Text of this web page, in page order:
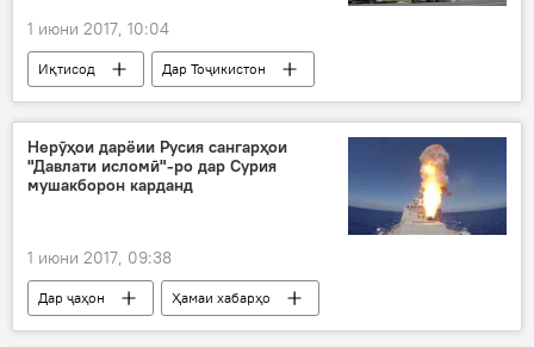
1 июни 2017, 10:04
Иқтисод
Дар Тоҷикистон
Осиёи Марказӣ
Ҳамаи хабарҳо
Душанбе
Иттиҳоди иқтисодчиён
Нерӯҳои дарёии Русия сангарҳои
"Давлати исломӣ"-ро дар Сурия
мушакборон карданд
1 июни 2017, 09:38
Дар ҷаҳон
Ҳамаи хабарҳо
Амният ва мудофиа
Сурия